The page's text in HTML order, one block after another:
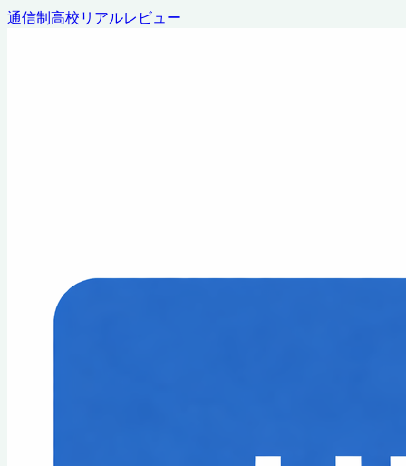
通信制高校リアルレビュー